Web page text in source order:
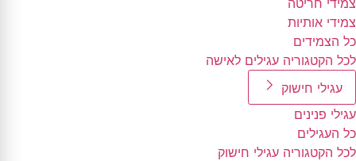
צמידי חריטה
צמידי אותיות
כל הצמידים
לכל הקטגוריה עגילים לאישה
עגילי חישוק
עגילי פנינים
כל העגילים
לכל הקטגוריה עגילי חישוק